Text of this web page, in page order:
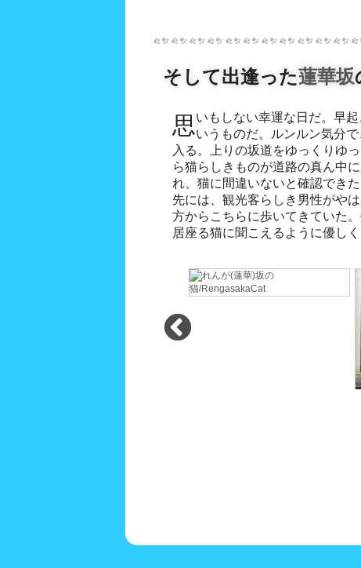
そして出逢った蓮華坂
思いもしない幸運な日だ。早起きして来た甲斐があったというものだ。ルンルン気分
入る。上りの坂道をゆっくりゆ
ら猫らしきものが道路の真ん中
れ、猫に間違いないと確認でき
先には、観光客らしき男性がや
方からこちらに歩いてきていた
居座る猫に聞こえるように優し
いた。すると猫は吾輩の方に歩いてくるではないか！しなやかにゆっくりと吾輩に向か
ていると、どんどん進んで吾輩
これでは写真が撮れぬ。嬉し難
み込み、猫に挨拶を交わすこと
美しく、優雅な仕草で、まさに